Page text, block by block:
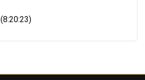
(8:20:23)